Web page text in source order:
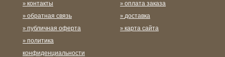
контакты
обратная связь
публичная оферта
политика
конфиденциальности
оплата заказа
доставка
карта сайта